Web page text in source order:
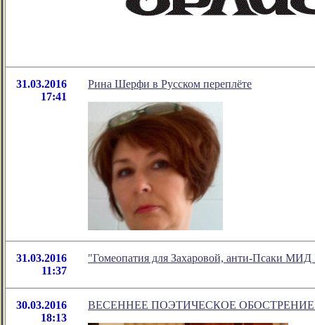
31.03.2016
17:41
Рина Шерфи в Русском переплёте
31.03.2016
11:37
"Гомеопатия для Захаровой, анти-Псаки
30.03.2016
18:13
ВЕСЕННЕЕ ПОЭТИЧЕСКОЕ